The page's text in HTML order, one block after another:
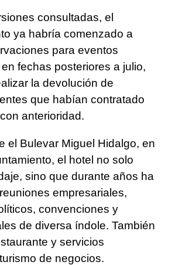
consultadas, el
ya habría comenzado a
para eventos
fechas posteriores a julio,
la devolución de
que habían contratado
anterioridad.
el Bulevar Miguel Hidalgo, en
el hotel no solo
sino que durante años ha
empresariales,
convenciones y
de diversa índole. También
y servicios
de negocios.